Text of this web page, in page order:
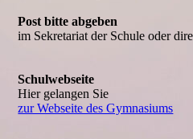
Post bitte abgeben
im Sekretariat der Schule oder
Schulwebseite
Hier gelangen Sie
zur Webseite des Gymnasiums